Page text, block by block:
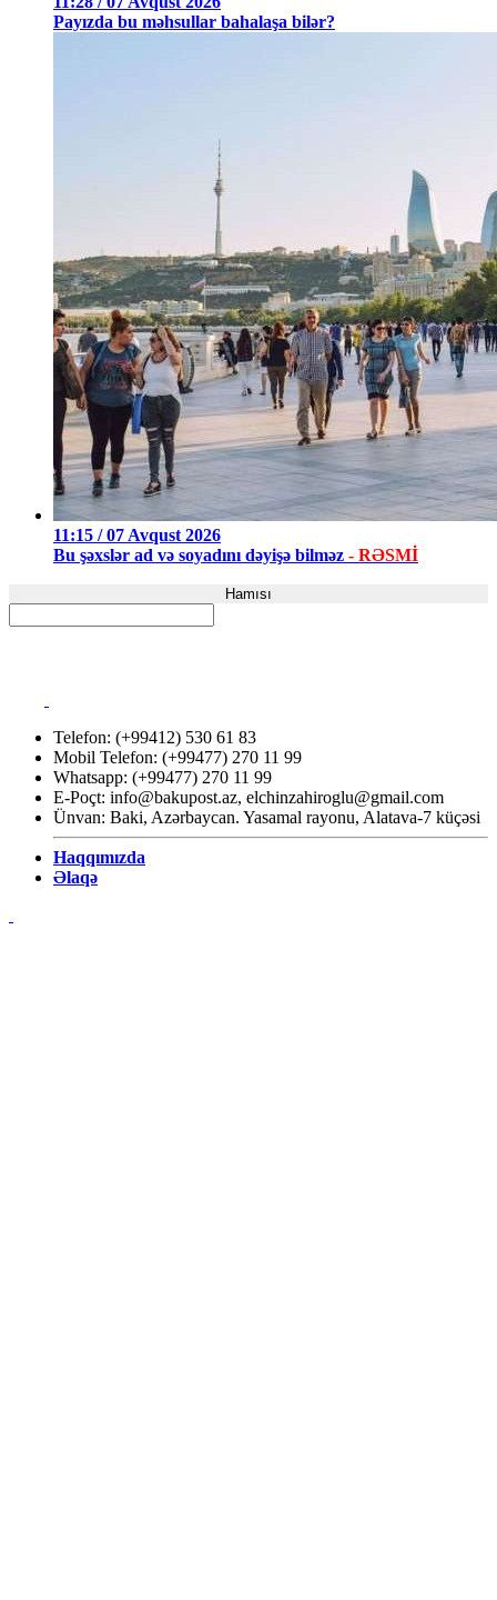
Payızda bu məhsullar bahalaşa bilər?
11:15 / 07 Avqust 2026
Bu şəxslər ad və soyadını dəyişə bilməz - RƏSMİ
Hamısı
Telefon: (+99412) 530 61 83
Mobil Telefon: (+99477) 270 11 99
Whatsapp: (+99477) 270 11 99
E-Poçt: info@bakupost.az, elchinzahiroglu@gmail.com
Ünvan: Baki, Azərbaycan. Yasamal rayonu, Alatava-7 küçəsi
Haqqımızda
Əlaqə